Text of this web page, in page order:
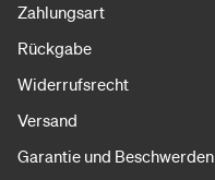
Zahlungsart
Rückgabe
Widerrufsrecht
Versand
Garantie und Beschwerden